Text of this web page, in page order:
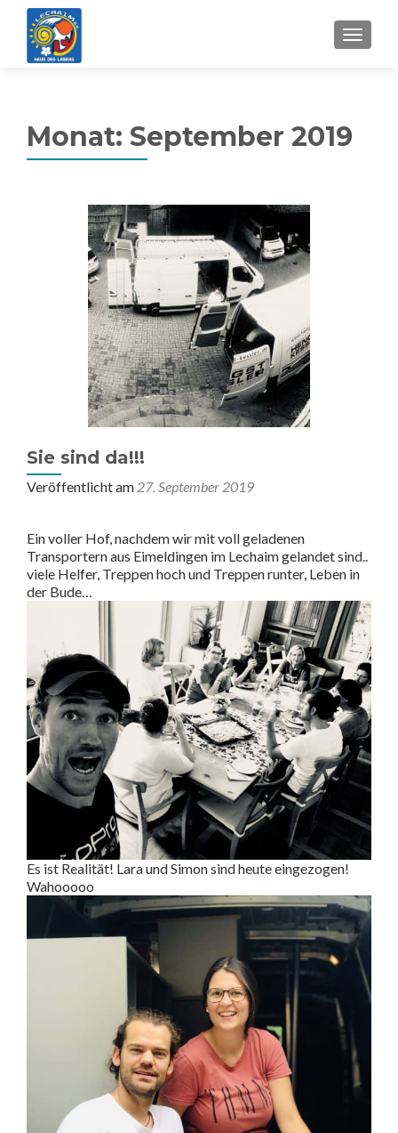
MENU
Monat: September 2019
Sie sind da!!!
Veröffentlicht am 27. September 2019
Ein voller Hof, nachdem wir mit voll geladenen
Transportern aus Eimeldingen im Lechaim gelandet sind..
viele Helfer, Treppen hoch und Treppen runter, Leben in
der Bude…
Es ist Realität! Lara und Simon sind heute eingezogen!
Wahooooo